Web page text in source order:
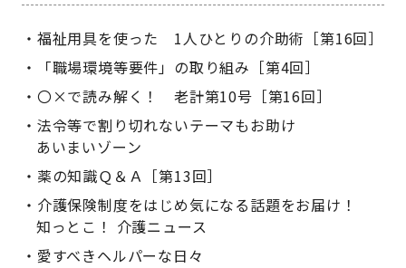
福祉用具を使った 1人ひとりの介助術［第16回］
「職場環境等要件」の取り組み［第4回］
〇×で読み解く！ 老計第10号［第16回］
法令等で割り切れないテーマもお助け
あいまいゾーン
薬の知識Ｑ＆Ａ［第13回］
介護保険制度をはじめ気になる話題をお届け！
知っとこ！ 介護ニュース
愛すべきヘルパーな日々